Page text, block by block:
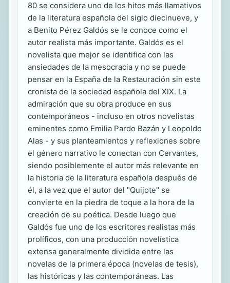
80 se considera uno de los hitos más llamativos
de la literatura española del siglo diecinueve, y
a Benito Pérez Galdós se le conoce como el
autor realista más importante. Galdós es el
novelista que mejor se identifica con las
ansiedades de la mesocracia y no se puede
pensar en la España de la Restauración sin este
cronista de la sociedad española del XIX. La
admiración que su obra produce en sus
contemporáneos - incluso en otros novelistas
eminentes como Emilia Pardo Bazán y Leopoldo
Alas - y sus planteamientos y reflexiones sobre
el género narrativo le conectan con Cervantes,
siendo posiblemente el autor más relevante en
la historia de la literatura española después de
él, a la vez que el autor del "Quijote" se
convierte en la piedra de toque a la hora de la
creación de su poética. Desde luego que
Galdós fue uno de los escritores realistas más
prolíficos, con una producción novelística
extensa generalmente dividida entre las
novelas de la primera época (novelas de tesis),
las históricas y las contemporáneas. Las